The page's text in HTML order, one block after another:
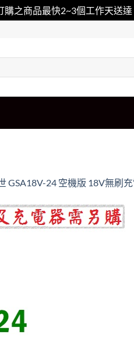
之商品最快2~3個工作天送達
GSA18V-24 空機版 18V無刷